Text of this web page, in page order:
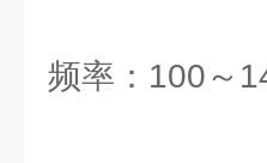
频率：100～